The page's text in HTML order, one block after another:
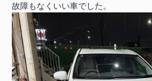
故障もなくいい車でした。